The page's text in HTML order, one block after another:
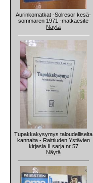
Aurinkomatkat -Solresor kesä-
sommaren 1971 -matkaesite
Näytä
Tupakkakysymys taloudelliselta
kannalta - Raittiuden Ystävien
kirjasia II sarja nr 57
Näytä